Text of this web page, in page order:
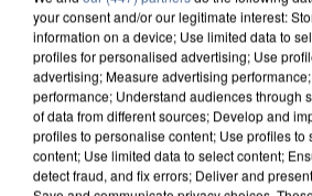
your consent and/or our legitimate interest:
information on a device; Use limited data to
profiles for personalised advertising; Use
advertising; Measure advertising
performance; Understand audiences through
of data from different sources; Develop and
profiles to personalise content; Use profiles to
content; Use limited data to select content;
detect fraud, and fix errors; Deliver and